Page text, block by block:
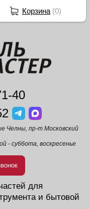
40
Челны, пр-т Московский
- суббота, воскресенье
для
и бытовой
Корзина(0)